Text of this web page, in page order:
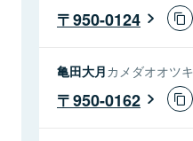
950-0124
亀田大月カメダオオツキ
950-0162